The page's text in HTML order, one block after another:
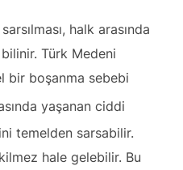
halk arasında
Türk Medeni
bir boşanma sebebi
yaşanan ciddi
temelden sarsabilir.
hale gelebilir. Bu